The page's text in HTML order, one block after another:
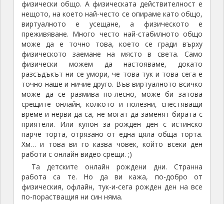
физически общо. А физическата действителност е
нещото, на което най-често се опираме като общо,
виртуалното е усещане, а физическото е
преживяване. Много често най-стабилното общо
може да е точно това, което се гради върху
физическото заемане на място в света. Само
физически можем да настояваме, докато
разсъдъкът ни се умори, че това тук и това сега е
точно наше и ничие друго. Във виртуалното всичко
може да се размива по-лесно, може би затова
срещите онлайн, колкото и полезни, спестяващи
време и нерви да са, не могат да заменят бирата с
приятели. Или купон за рожден ден с истинско
парче торта, отрязано от една цяла обща торта.
Хм… и това ви го казва човек, който всеки ден
работи с онлайн видео срещи. ;)
Та детските онлайн рождени дни. Странна
работа са те. Но да ви кажа, по-добро от
физическия, офлайн, тук-и-сега рожден ден на все
по-порастващия ни син няма.